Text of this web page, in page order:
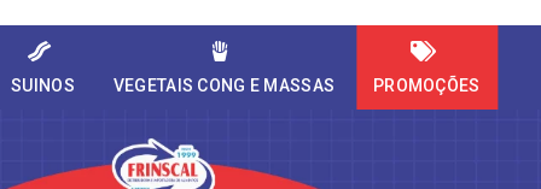
SUINOS VEGETAIS CONG E MASSAS PROMOÇÕES